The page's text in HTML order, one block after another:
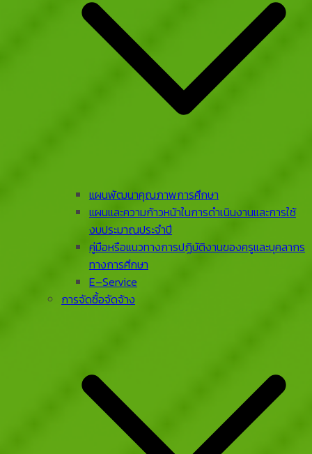
แผนพัฒนาคุณภาพการศึกษา
แผนและความก้าวหน้าในการดําเนินงานและการใช้
งบประมาณประจําปี
คู่มือหรือแนวทางการปฏิบัติงานของครูและบุคลากร
ทางการศึกษา
E–Service
การจัดซื้อจัดจ้าง